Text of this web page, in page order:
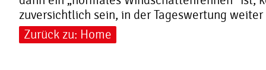
zuversichtlich sein, in der Tageswertung
Zurück zu: Home